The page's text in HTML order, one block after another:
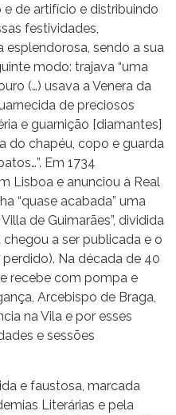
de artifício e distribuindo
festividades,
sendo a sua
modo: trajava “uma
(…) usava a Venera da
de preciosos
e guarnição [diamantes]
do chapéu, copo e guarda
Em 1734
Lisboa e anunciou à Real
“quase acabada” uma
de Guimarães”, dividida
a ser publicada e o
Na década de 40
recebe com pompa e
Arcebispo de Braga,
na Vila e por esses
e sessões
e faustosa, marcada
Literárias e pela